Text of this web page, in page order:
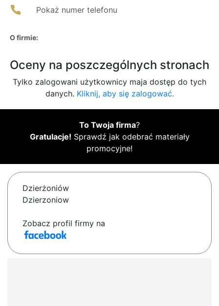
Pokaż numer telefonu
O firmie:
Oceny na poszczególnych stronach
Tylko zalogowani użytkownicy maja dostęp do tych
danych. Kliknij, aby się zalogować.
To Twoja firma?
Gratulacje! Sprawdź jak odebrać materiały
promocyjne!
Dzierżoniów
Dzierzoniow
Zobacz profil firmy na